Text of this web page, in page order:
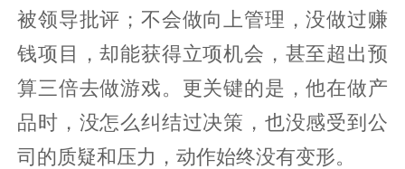
被领导批评；不会做向上管理，没做过赚
钱项目，却能获得立项机会，甚至超出预
算三倍去做游戏。更关键的是，他在做产
品时，没怎么纠结过决策，也没感受到公
司的质疑和压力，动作始终没有变形。